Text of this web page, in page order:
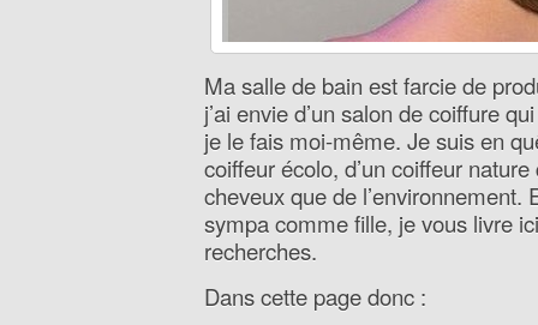
Ma salle de bain est farcie de
j’ai envie d’un salon de coiffure
je le fais moi-même. Je suis en
coiffeur écolo, d’un coiffeur
cheveux que de
sympa comme fille, je vous livre
recherches.
Dans cette page donc :